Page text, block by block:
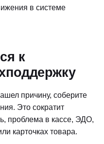
в системе
к
причину, соберите
Это сократит
проблема в кассе, ЭДО,
карточках товара.